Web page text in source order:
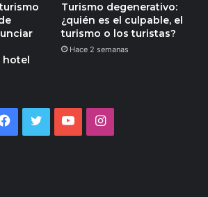
hotel
Turismo degenerativo:
¿quién es el culpable, el
turismo o los turistas?
Hace 2 semanas
Facebook
TwitterYouTubeInstagram